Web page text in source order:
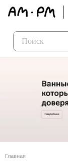
Главная